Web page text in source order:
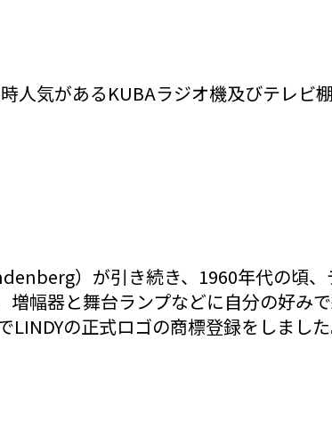
人気があるKUBAラジオ機及びテレビ
）が引き続き、1960年代の頃、
幅器と舞台ランプなどに自分の好み
の正式ロゴの商標登録をしました